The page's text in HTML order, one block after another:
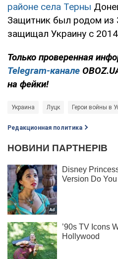
районе села Терны
Защитник был родом из
защищал Украину с 2014
Только проверенная
Telegram-канале
на фейки!
Украина Луцк Герои войны в
Редакционная политика